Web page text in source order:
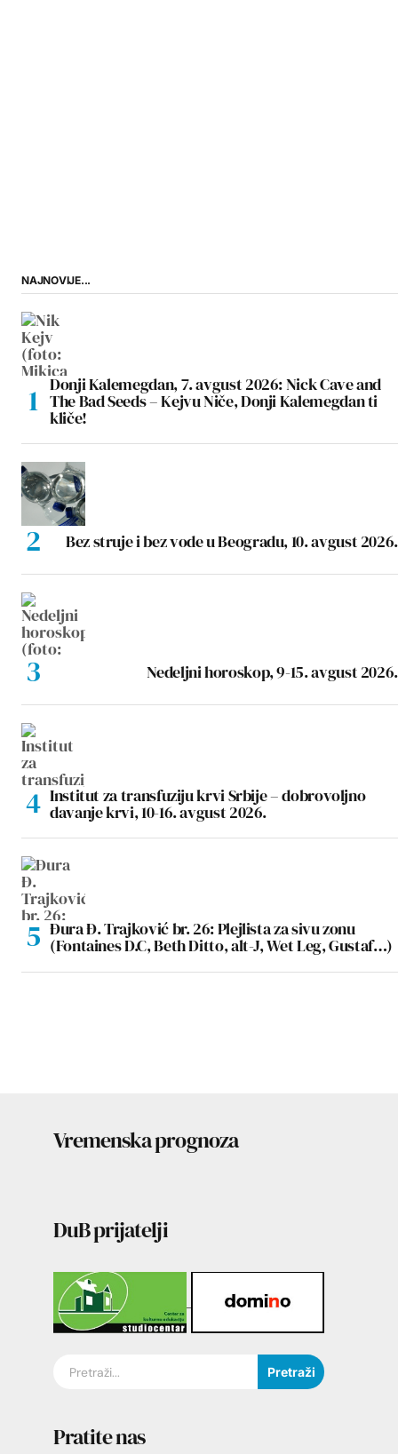
NAJNOVIJE...
Donji Kalemegdan, 7. avgust 2026: Nick Cave and
The Bad Seeds – Kejvu Niče, Donji Kalemegdan ti
kliče!
Bez struje i bez vode u Beogradu, 10. avgust 2026.
Nedeljni horoskop, 9-15. avgust 2026.
Institut za transfuziju krvi Srbije – dobrovoljno
davanje krvi, 10-16. avgust 2026.
Đura Đ. Trajković br. 26: Plejlista za sivu zonu
(Fontaines D.C, Beth Ditto, alt-J, Wet Leg, Gustaf…)
Vremenska prognoza
DuB prijatelji
Pretraži
Pratite nas